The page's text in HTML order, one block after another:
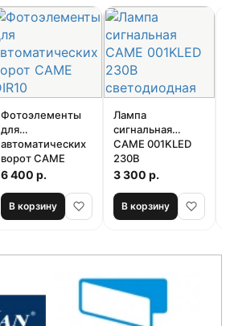
Фотоэлементы
для
автоматических
ворот CAME
DIR10
6 400 р.
В корзину
Лампа
сигнальная
CAME 001KLED
230B
светодиодная
3 300 р.
В корзину